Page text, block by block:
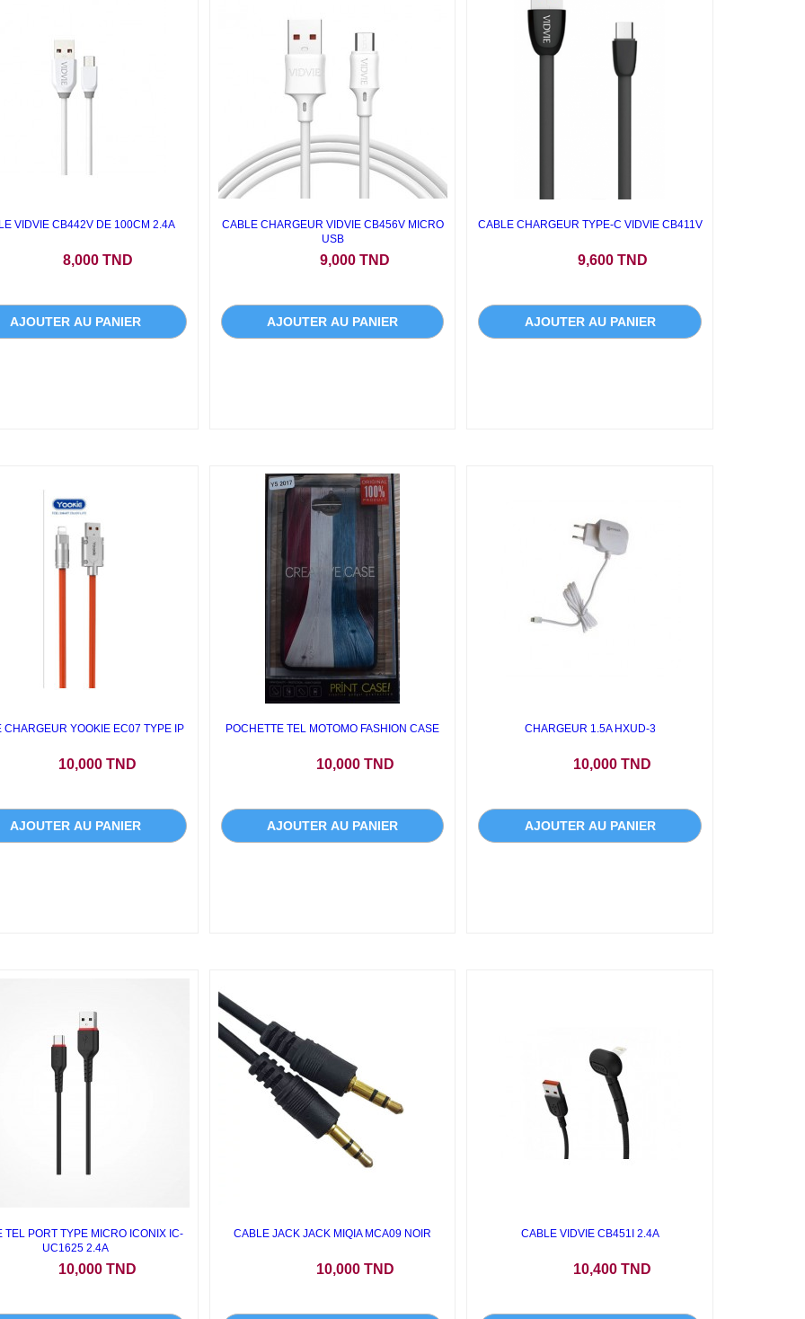
VIDVIE CB442V DE 100CM 2.4A
8,000 TND
AJOUTER AU PANIER
CABLE CHARGEUR VIDVIE CB456V MICRO
USB
9,000 TND
AJOUTER AU PANIER
CABLE CHARGEUR TYPE-C VIDVIE CB411V
9,600 TND
AJOUTER AU PANIER
CHARGEUR YOOKIE EC07 TYPE IP
10,000 TND
AJOUTER AU PANIER
POCHETTE TEL MOTOMO FASHION CASE
10,000 TND
AJOUTER AU PANIER
CHARGEUR 1.5A HXUD-3
10,000 TND
AJOUTER AU PANIER
TEL PORT TYPE MICRO ICONIX IC-
UC1625 2.4A
10,000 TND
CABLE JACK JACK MIQIA MCA09 NOIR
10,000 TND
CABLE VIDVIE CB451I 2.4A
10,400 TND